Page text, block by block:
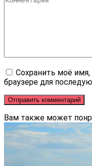
Сохранить моё
браузере для
Вам также может